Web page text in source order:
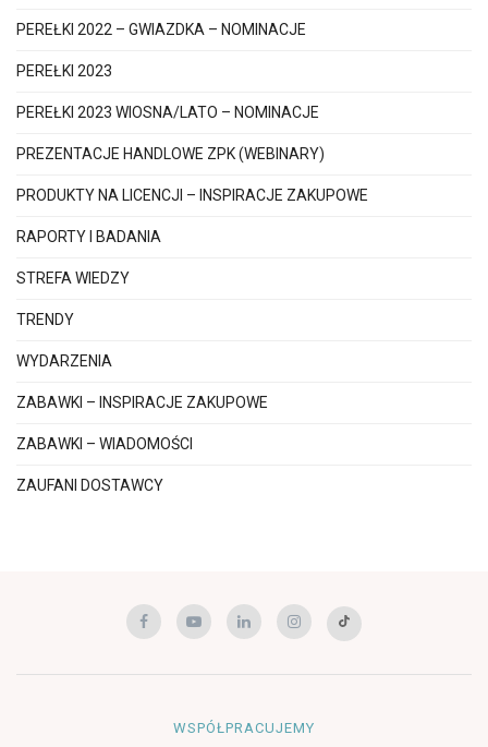
PEREŁKI 2022 – GWIAZDKA – NOMINACJE
PEREŁKI 2023
PEREŁKI 2023 WIOSNA/LATO – NOMINACJE
PREZENTACJE HANDLOWE ZPK (WEBINARY)
PRODUKTY NA LICENCJI – INSPIRACJE ZAKUPOWE
RAPORTY I BADANIA
STREFA WIEDZY
TRENDY
WYDARZENIA
ZABAWKI – INSPIRACJE ZAKUPOWE
ZABAWKI – WIADOMOŚCI
ZAUFANI DOSTAWCY
WSPÓŁPRACUJEMY